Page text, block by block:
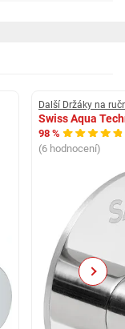
Další Držáky na
Swiss Aqua
98 %
(6 hodnocení)
Next